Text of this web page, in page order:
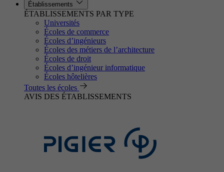
Établissements
ÉTABLISSEMENTS PAR TYPE
Universités
Écoles de commerce
Écoles d’ingénieurs
Écoles des métiers de l’architecture
Écoles de droit
Écoles d’ingénieur informatique
Écoles hôtelières
Toutes les écoles
AVIS DES ÉTABLISSEMENTS